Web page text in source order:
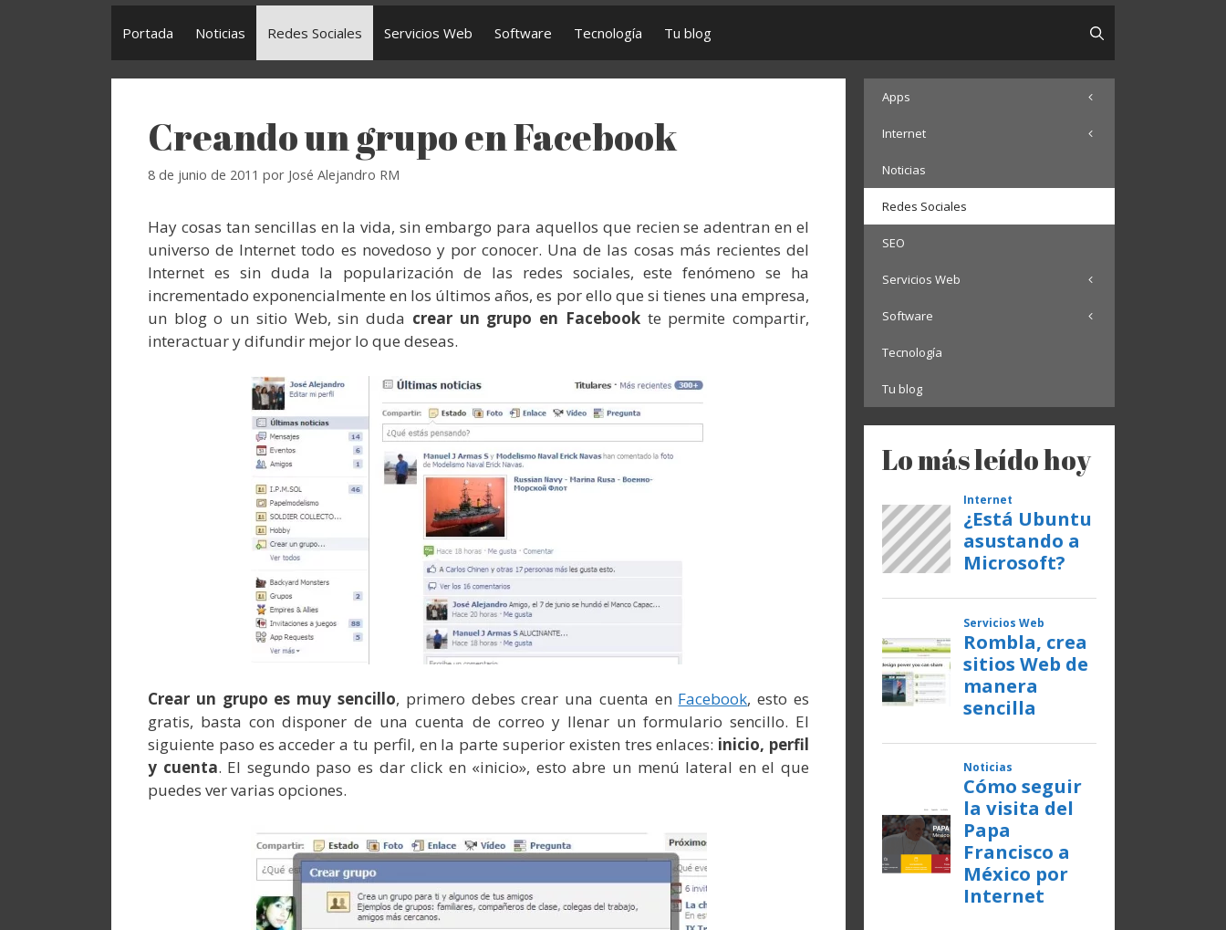
Portada Noticias Redes Sociales Servicios Web Software Tecnología Tu blog
Creando un grupo en Facebook
8 de junio de 2011 por José Alejandro RM
Hay cosas tan sencillas en la vida, sin embargo para aquellos que recien se adentran en el
universo de Internet todo es novedoso y por conocer. Una de las cosas más recientes del
Internet es sin duda la popularización de las redes sociales, este fenómeno se ha
incrementado exponencialmente en los últimos años, es por ello que si tienes una empresa,
un blog o un sitio Web, sin duda crear un grupo en Facebook te permite compartir,
interactuar y difundir mejor lo que deseas.
Crear un grupo es muy sencillo, primero debes crear una cuenta en Facebook, esto es
gratis, basta con disponer de una cuenta de correo y llenar un formulario sencillo. El
siguiente paso es acceder a tu perfil, en la parte superior existen tres enlaces: inicio, perfil
y cuenta. El segundo paso es dar click en «inicio», esto abre un menú lateral en el que
puedes ver varias opciones.
Apps
Internet
Noticias
Redes Sociales
SEO
Servicios Web
Software
Tecnología
Tu blog
Lo más leído hoy